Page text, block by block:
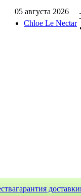
05 августа 2026
Chloe Le Nectar
гарантия доставки